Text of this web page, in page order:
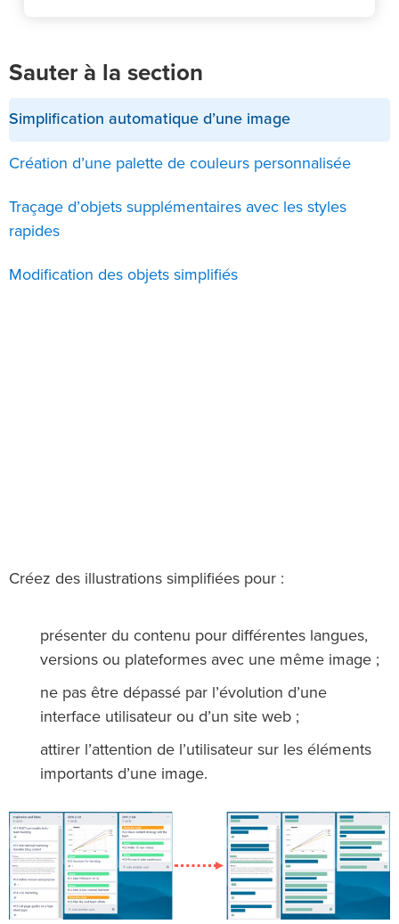
Créez des illustrations simplifiées pour :
présenter du contenu pour différentes langues,
versions ou plateformes avec une même image ;
ne pas être dépassé par l’évolution d’une
interface utilisateur ou d’un site web ;
attirer l’attention de l’utilisateur sur les éléments
importants d’une image.
Sauter à la section
Simplification automatique d’une image
Création d’une palette de couleurs personnalisée
Traçage d’objets supplémentaires avec les styles
rapides
Modification des objets simplifiés